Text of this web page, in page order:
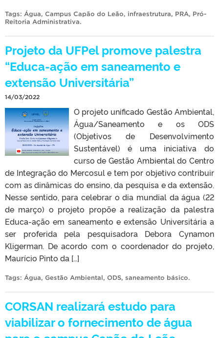
Tags: Água, Campus Capão do Leão, infraestrutura, PRA, Pró-
Reitoria Administrativa.
Projeto da UFPel promove palestra
“Educa-ação em saneamento e
extensão Universitária”
14/03/2022
O projeto unificado Gestão Ambiental,
Água/Saneamento e os ODS
(Objetivos de Desenvolvimento
Sustentável) é uma iniciativa do
curso de Gestão Ambiental do Centro
de Integração do Mercosul e tem por objetivo contribuir
com as dinâmicas do ensino, da pesquisa e da extensão.
Nesse sentido, para celebrar o dia mundial da água (22
de março) o projeto propõe a realização da palestra
Educa-ação em saneamento e extensão Universitária a
ser proferida pela pesquisadora Debora Cynamon
Kligerman. De acordo com o coordenador do projeto,
Maurício Pinto da […]
Tags: Água, Gestão Ambiental, ODS, saneamento básico.
CORSAN realizará estudo para
viabilizar o fornecimento de água